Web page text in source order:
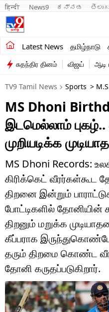
हिन्दी News9 ಕನ್ನಡ
Latest News தமிழ்நாடு
சமீபத்திய செய்திகள்
தமிழ்நாடு
இந்தியா
உலகம்
விளையாட்டு
பொழுதுபோக்கு
லைஃப்ஸ்டைல்
வணிகம்
டெக்னாலஜி
ஆன்மீகம்
வைரல்
ஹெஃல்த்
சுதந்திர தினம் விஜய் ஆடி
TV9 Tamil News Sports >
MS Dhoni
இடமெல்லாம்
முறியடிக்க
MS Dhoni Records:
கிரிக்கெட் வீரர்கள்கூட
திறனை இன்றும்
போட்டிகளில் தோனியின்
திறனும் மறுக்க
கீப்பராக
தரும் திறமை கொண்ட
தோனி கருதப்படுகிறார்.